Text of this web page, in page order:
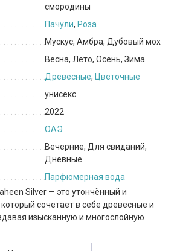
смородины
Пачули, Роза
Мускус, Амбра, Дубовый мох
Весна, Лето, Осень, Зима
Древесные, Цветочные
унисекс
2022
ОАЭ
Вечерние, Для свиданий,
Дневные
Парфюмерная вода
Silver — это утончённый и
сочетает в себе древесные и
изысканную и многослойную